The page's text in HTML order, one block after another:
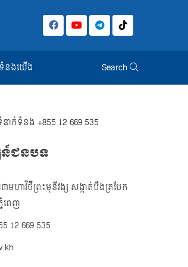
នងយើង Search
នាក់ទំនង +855 12 669 535
ជនបទ
វិថីព្រះមុនីវង្ស សង្កាត់បឹងត្របែក
ពេញ
12 669 535